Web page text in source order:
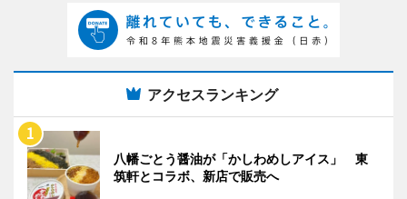
アクセスランキング
八幡ごとう醤油が「かしわめしアイス」 東
筑軒とコラボ、新店で販売へ